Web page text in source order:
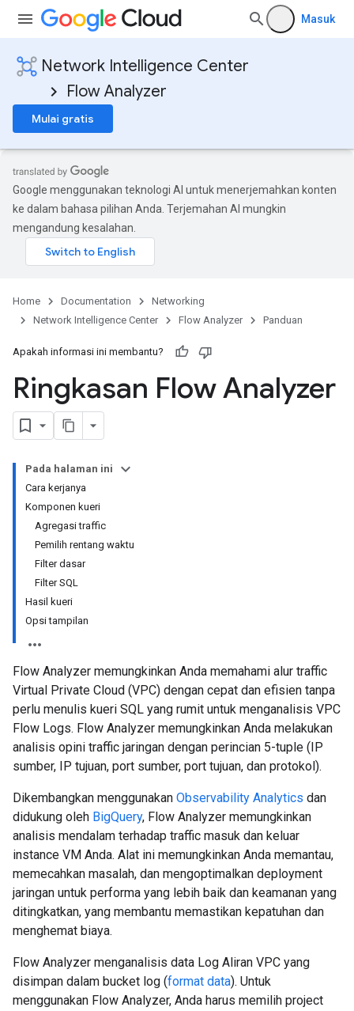
Masuk
Network Intelligence Center
Flow Analyzer
Mulai gratis
Google menggunakan teknologi AI untuk menerjemahkan konten
ke dalam bahasa pilihan Anda. Terjemahan AI mungkin
mengandung kesalahan.
Home Documentation
Networking
Network Intelligence Center
Flow Analyzer Panduan
Apakah informasi ini membantu?
Ringkasan Flow Analyzer
Pada halaman ini
Cara kerjanya
Komponen kueri
Agregasi traffic
Pemilih rentang waktu
Filter dasar
Filter SQL
Hasil kueri
Opsi tampilan
Flow Analyzer memungkinkan Anda memahami alur traffic
Virtual Private Cloud (VPC) dengan cepat dan efisien tanpa
perlu menulis kueri SQL yang rumit untuk menganalisis VPC
Flow Logs. Flow Analyzer memungkinkan Anda melakukan
analisis opini traffic jaringan dengan perincian 5-tuple (IP
sumber, IP tujuan, port sumber, port tujuan, dan protokol).
Dikembangkan menggunakan Observability Analytics dan
didukung oleh BigQuery, Flow Analyzer memungkinkan
analisis mendalam terhadap traffic masuk dan keluar
instance VM Anda. Alat ini memungkinkan Anda memantau,
memecahkan masalah, dan mengoptimalkan deployment
jaringan untuk performa yang lebih baik dan keamanan yang
ditingkatkan, yang membantu memastikan kepatuhan dan
menghemat biaya.
Flow Analyzer menganalisis data Log Aliran VPC yang
disimpan dalam bucket log (format data). Untuk
menggunakan Flow Analyzer, Anda harus memilih project